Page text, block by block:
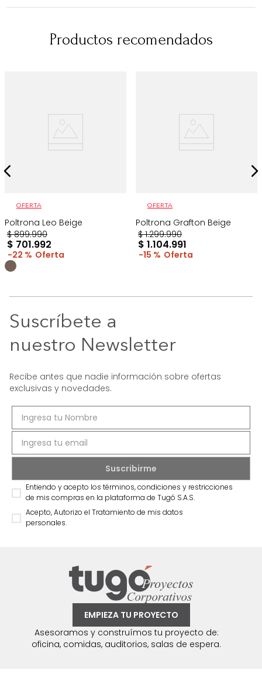
Productos recomendados
OFERTA
Poltrona Leo Beige
$ 899.990
$ 701.992
22 %
OFERTA
Poltrona Grafton Beige
$ 1.299.990
$ 1.104.991
15 %
Suscríbete a
nuestro Newsletter
Recibe antes que nadie información sobre ofertas
exclusivas y novedades.
Entiendo y acepto los términos, condiciones y restricciones
de mis compras en la plataforma de Tugó S.A.S.
Acepto, Autorizo el Tratamiento de mis datos
personales.
EMPIEZA TU PROYECTO
Asesoramos y construímos tu proyecto de:
oficina, comidas, auditorios, salas de espera.